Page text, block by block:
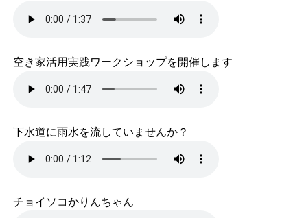
空き家活用実践ワークショップを開催します
下水道に雨水を流していませんか？
チョイソコかりんちゃん